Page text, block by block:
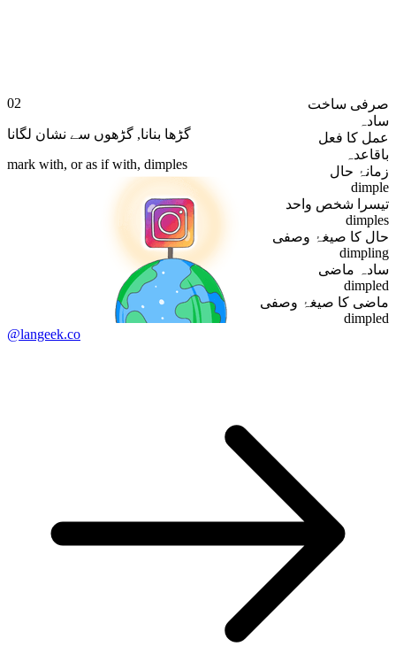
صرفی ساخت
سادہ
عمل کا فعل
باقاعدہ
زمانۂ حال
dimple
تیسرا شخص واحد
dimples
حال کا صیغۂ وصفی
dimpling
سادہ ماضی
dimpled
ماضی کا صیغۂ وصفی
dimpled
02
گڑھا بنانا, گڑھوں سے نشان لگانا
mark with, or as if with, dimples
@langeek.co